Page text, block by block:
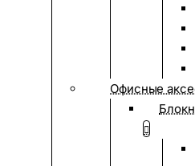
Офисные